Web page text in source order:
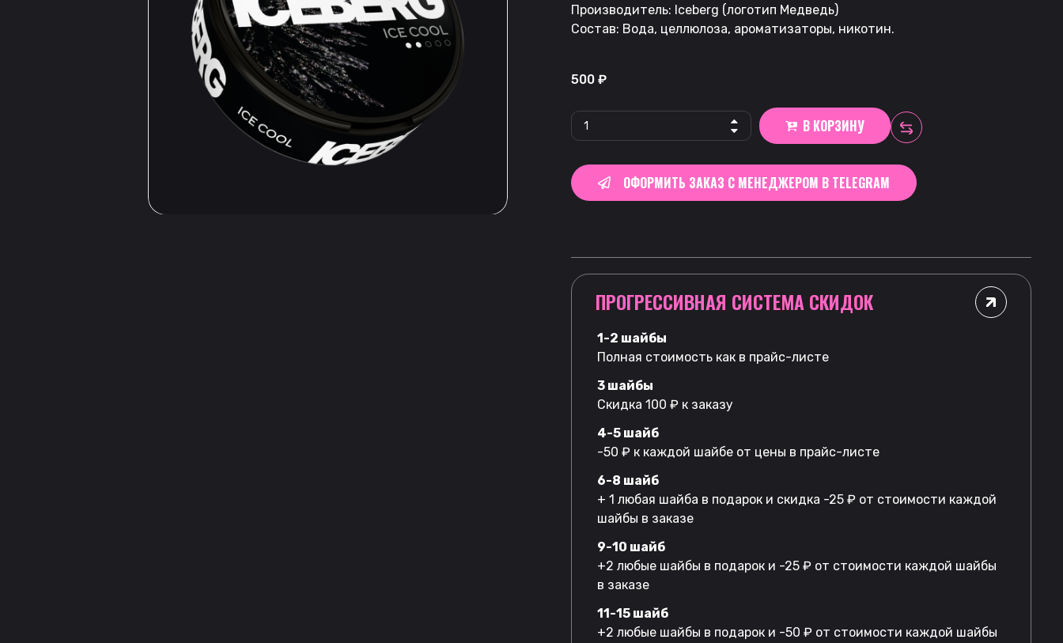
Производитель: Iceberg (логотип Медведь)
Состав: Вода, целлюлоза, ароматизаторы, никотин.
500 ₽
В КОРЗИНУ
ОФОРМИТЬ ЗАКАЗ С МЕНЕДЖЕРОМ В TELEGRAM
ПРОГРЕССИВНАЯ СИСТЕМА СКИДОК
1-2 шайбы
Полная стоимость как в прайс-листе
3 шайбы
Скидка 100 ₽ к заказу
4-5 шайб
-50 ₽ к каждой шайбе от цены в прайс-листе
6-8 шайб
+ 1 любая шайба в подарок и скидка -25 ₽ от стоимости каждой
шайбы в заказе
9-10 шайб
+2 любые шайбы в подарок и -25 ₽ от стоимости каждой шайбы
в заказе
11-15 шайб
+2 любые шайбы в подарок и -50 ₽ от стоимости каждой шайбы